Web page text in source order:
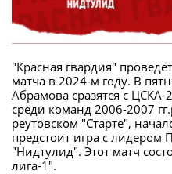
"Красная гвардия"
матча в 2024-м году. В
Абрамова сразятся с
среди команд 2006-2007
реутовском "Старте",
предстоит игра с
"Нидтулид". Этот матч
лига-1".